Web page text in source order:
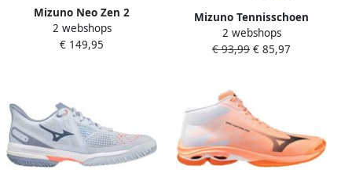
Mizuno Neo Zen 2
Hardloopschoenen Wit 1 2
Vrouw
2 webshops
€ 149,95
Mizuno Tennisschoen
Padelschoen Wave Enforce
Court CC Antraciet
2 webshops
€ 93,99 € 85,97